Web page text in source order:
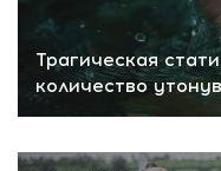
Трагическая
количество